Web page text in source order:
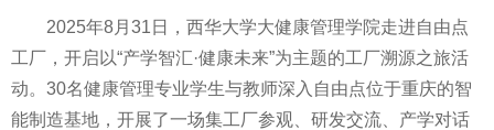
2025年8月31日，西华大学大健康管理学院走进自由点
工厂，开启以“产学智汇·健康未来”为主题的工厂溯源之旅活
动。30名健康管理专业学生与教师深入自由点位于重庆的智
能制造基地，开展了一场集工厂参观、研发交流、产学对话